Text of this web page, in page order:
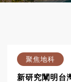
聚焦地科
新研究闡明台